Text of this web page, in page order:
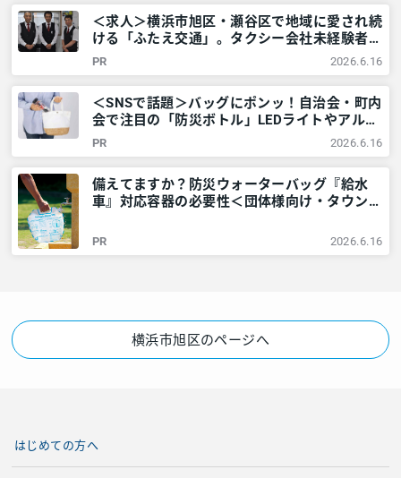
＜求人＞横浜市旭区・瀬谷区で地域に愛され続
ける「ふたえ交通」。タクシー会社未経験者も
安心して高収入を目指せる理由とは？ – 神奈
川・東京多摩のご近所情報 – レアリア
PR 2026.6.16
＜SNSで話題＞バッグにポンッ！自治会・町内
会で注目の「防災ボトル」LEDライトやアルミ
シートなど6点が1本に – 神奈川・東京多摩の
ご近所情報 – レアリア
PR 2026.6.16
備えてますか？防災ウォーターバッグ『給水
車』対応容器の必要性＜団体様向け・タウンニ
多摩のご近所情報 – レアリア
PR 2026.6.16
横浜市旭区のページへ
はじめての方へ